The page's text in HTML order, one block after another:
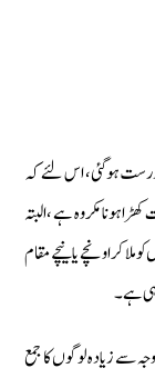
ہوگئی، اس لئے کہ
ہونا مکروہ ہے ،البتہ
کر اونچے یا نیچے مقام
ہی ہے۔
سے زیادہ لوگوں کا جمع